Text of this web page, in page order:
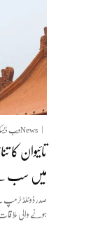
Newsویب
تائیوان
میں سب
صدر ڈونلڈ
ہونے والی